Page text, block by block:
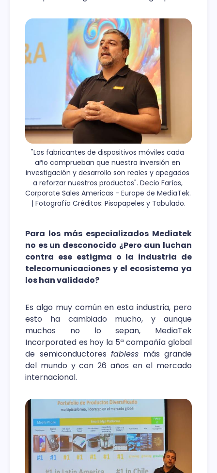
"Los fabricantes de dispositivos móviles cada
año comprueban que nuestra inversión en
investigación y desarrollo son reales y apegados
a reforzar nuestros productos". Decio Farías,
Corporate Sales Americas - Europe de MediaTek.
| Fotografía Créditos: Pisapapeles y Tabulado.
Para los más especializados Mediatek
no es un desconocido ¿Pero aun luchan
contra ese estigma o la industria de
telecomunicaciones y el ecosistema ya
los han validado?
Es algo muy común en esta industria, pero
esto ha cambiado mucho, y aunque
muchos no lo sepan, MediaTek
Incorporated es hoy la 5ª compañía global
de semiconductores fabless más grande
del mundo y con 26 años en el mercado
internacional.